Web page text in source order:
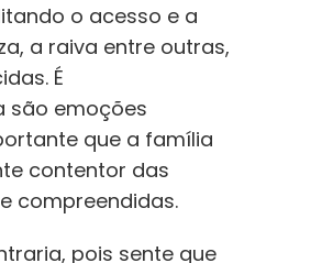
o acesso e a
a raiva entre outras,
É
são emoções
que a família
contentor das
compreendidas.
pois sente que